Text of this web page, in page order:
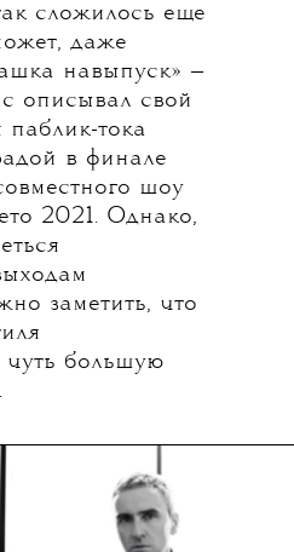
сложилось еще
даже
навыпуск» —
описывал свой
паблик-тока
в финале
шоу
2021. Однако,
заметить, что
чуть большую